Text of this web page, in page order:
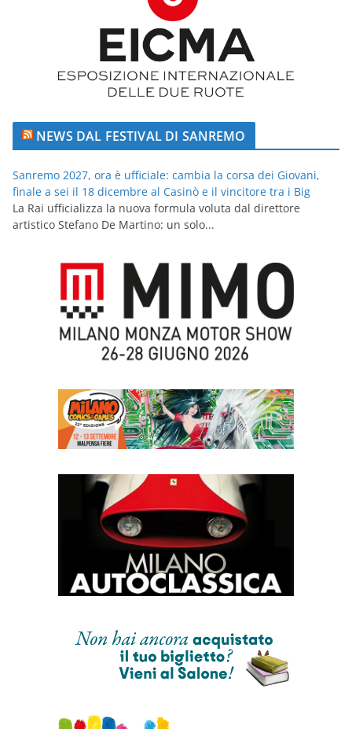
NEWS DAL FESTIVAL DI SANREMO
Sanremo 2027, ora è ufficiale: cambia la corsa dei Giovani,
finale a sei il 18 dicembre al Casinò e il vincitore tra i Big
La Rai ufficializza la nuova formula voluta dal direttore
artistico Stefano De Martino: un solo...